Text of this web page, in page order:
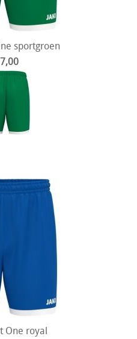
sportgroen
One royal